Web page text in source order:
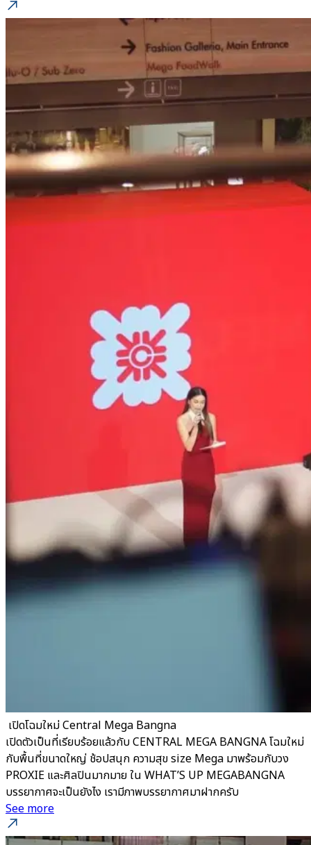
​ เปิดโฉมใหม่ Central Mega Bangna
เปิดตัวเป็นที่เรียบร้อยแล้วกับ CENTRAL MEGA BANGNA โฉมใหม่
กับพื้นที่ขนาดใหญ่ ช้อปสนุก ความสุข size Mega มาพร้อมกับวง
PROXIE และศิลปินมากมาย ใน WHAT’S UP MEGABANGNA
บรรยากาศจะเป็นยังไง เรามีภาพบรรยากาศมาฝากครับ
See more